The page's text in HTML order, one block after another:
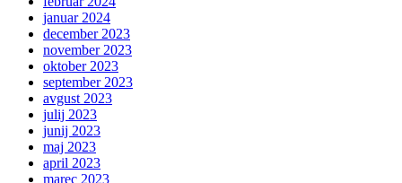
januar 2024
december 2023
november 2023
oktober 2023
september 2023
avgust 2023
julij 2023
junij 2023
maj 2023
april 2023
marec 2023